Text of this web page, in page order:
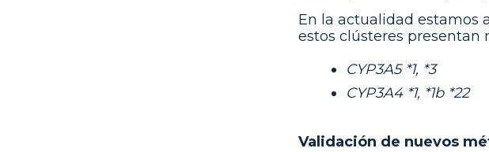
En la actualidad estamos
estos clústeres presentan
CYP3A5 *1, *3
CYP3A4 *1, *1b *22
Validación de nuevos